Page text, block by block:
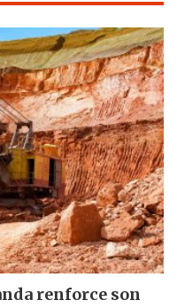
renforce son